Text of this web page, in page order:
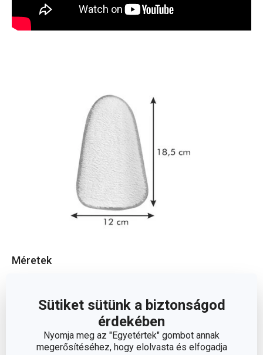
Sütiket sütünk a biztonságod
érdekében
Nyomja meg az "Egyetértek" gombot annak
megerősítéséhez, hogy elolvasta és elfogadja
Méretek
A TERMÉK HOSSZA (CM)